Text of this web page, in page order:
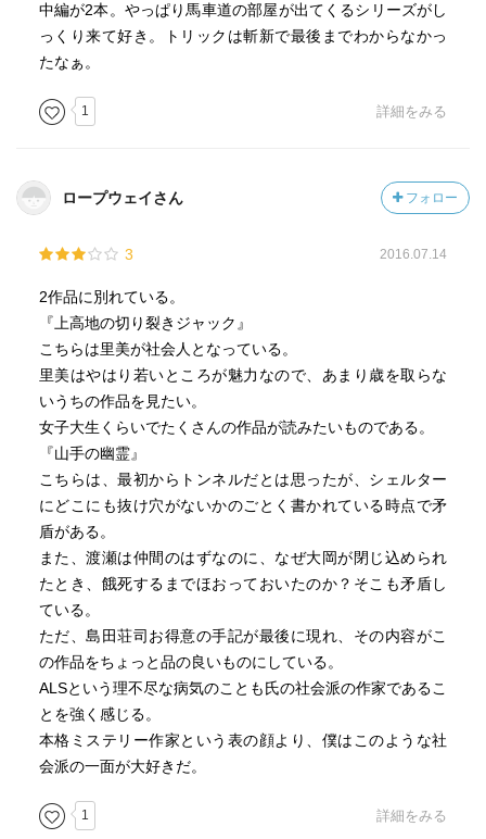
中編が2本。やっぱり馬車道の部屋が出てくるシリーズがし
っくり来て好き。トリックは斬新で最後までわからなかっ
たなぁ。
1 詳細をみる
ロープウェイさん フォロー
3 2016.07.14
2作品に別れている。
『上高地の切り裂きジャック』
こちらは里美が社会人となっている。
里美はやはり若いところが魅力なので、あまり歳を取らな
いうちの作品を見たい。
女子大生くらいでたくさんの作品が読みたいものである。
『山手の幽霊』
こちらは、最初からトンネルだとは思ったが、シェルター
にどこにも抜け穴がないかのごとく書かれている時点で矛
盾がある。
また、渡瀬は仲間のはずなのに、なぜ大岡が閉じ込められ
たとき、餓死するまでほおっておいたのか？そこも矛盾し
ている。
ただ、島田荘司お得意の手記が最後に現れ、その内容がこ
の作品をちょっと品の良いものにしている。
ALSという理不尽な病気のことも氏の社会派の作家であるこ
とを強く感じる。
本格ミステリー作家という表の顔より、僕はこのような社
会派の一面が大好きだ。
1 詳細をみる